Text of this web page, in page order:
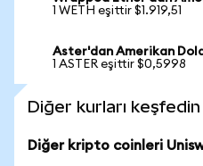
1 WETH eşittir $1.919,51
Aster'dan Amerikan
1 ASTER eşittir $0,5998
Diğer kurları keşfedin
Diğer kripto coinleri